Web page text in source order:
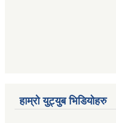
हाम्रो युट्युब भिडियोहरु